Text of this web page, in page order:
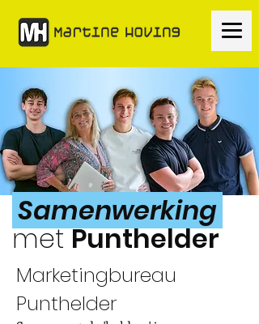
Samenwerking
metPunthelder
Marketingbureau
Punthelder